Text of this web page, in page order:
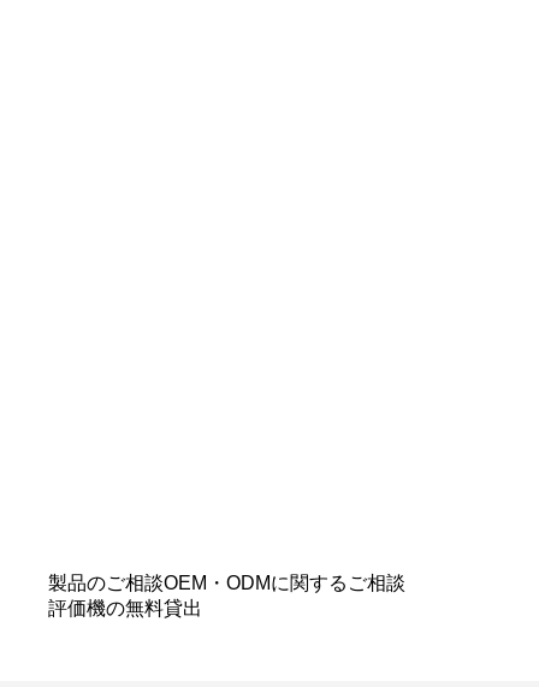
製品のご相談OEM・ODMに関するご相談
評価機の無料貸出